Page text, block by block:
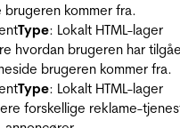
kommer fra.
Type: Lokalt HTML-lager
hvordan brugeren har
brugeren kommer fra.
Type: Lokalt HTML-lager
forskellige reklame-